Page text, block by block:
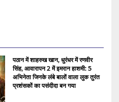
पठान में शाहरुख खान, धुरंधर में रणवीर
सिंह, आवारापन 2 में इमरान हाशमी: 5
अभिनेता जिनके लंबे बालों वाला लुक तुरंत
प्रशंसकों का पसंदीदा बन गया